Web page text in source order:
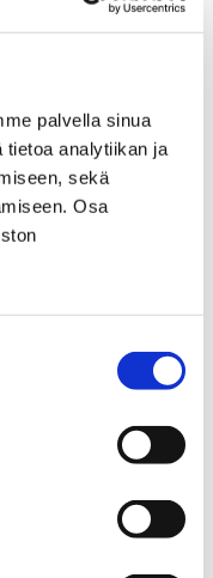
palvella sinua
tietoa analytiikan ja
sekä
Osa
venepaikkaa
Meri-Porin
satamassa.